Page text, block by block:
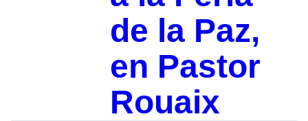
de la Paz,
en Pastor
Rouaix